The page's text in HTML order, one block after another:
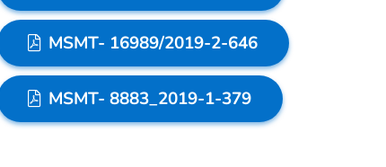
MSMT- 16989/2019-2-646
MSMT- 8883_2019-1-379